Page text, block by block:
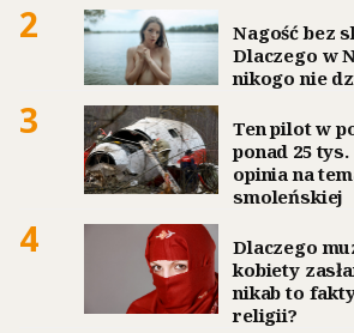
2
Nagość bez
Dlaczego w
nikogo nie
3
Ten pilot w
ponad 25
opinia na
smoleńskiej
4
Dlaczego
kobiety
nikab to
religii?